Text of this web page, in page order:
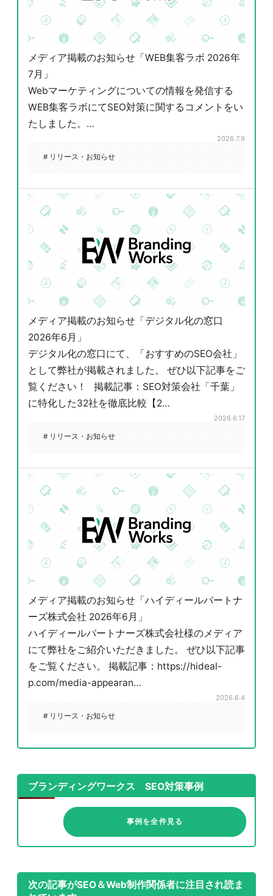
メディア掲載のお知らせ「WEB集客ラボ 2026年
7月」
Webマーケティングについての情報を発信する
WEB集客ラボにてSEO対策に関するコメントをい
たしました。…
2026.7.9
# リリース・お知らせ
メディア掲載のお知らせ「デジタル化の窓口
2026年6月」
デジタル化の窓口にて、「おすすめのSEO会社」
として弊社が掲載されました。 ぜひ以下記事をご
覧ください！ 掲載記事：SEO対策会社「千葉」
に特化した32社を徹底比較【2…
2026.6.17
# リリース・お知らせ
メディア掲載のお知らせ「ハイディールパートナ
ーズ株式会社 2026年6月」
ハイディールパートナーズ株式会社様のメディア
にて弊社をご紹介いただきました。 ぜひ以下記事
をご覧ください。 掲載記事：https://hideal-
p.com/media-appearan…
2026.6.4
# リリース・お知らせ
ブランディングワークス SEO対策事例
事例を全件見る
次の記事がSEO＆Web制作関係者に注目され読ま